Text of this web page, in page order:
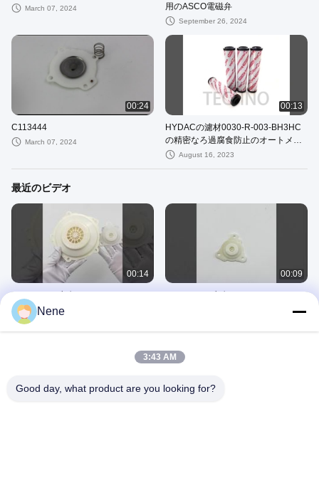
March 07, 2024
用のASCO電磁弁
September 26, 2024
00:24
C113444
March 07, 2024
00:13
HYDACの濾材0030-R-003-BH3HC
の精密なろ過腐食防止のオートメー
ションAugust 16, 2023
最近のビデオ
00:14
パルスバルブダイアフラム
November 27, 2025
00:09
00:45
Nene
3:43 AM
Good day, what product are you looking for?